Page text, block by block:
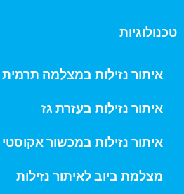
טכנולוגיות
איתור נזילות במצלמה תרמית
איתור נזילות בעזרת גז
איתור נזילות במכשור אקוסטי
מצלמת ביוב לאיתור נזילות